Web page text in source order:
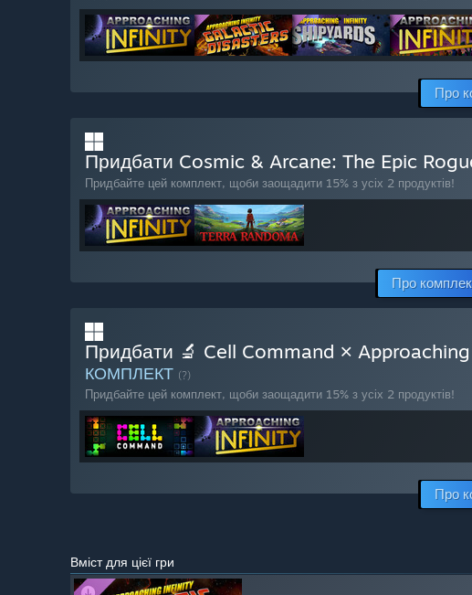
Про
Придбати Cosmic & Arcane: The Epic
Придбайте цей комплект, щоби заощадити 15% з усіх 2 продуктів!
Про
Придбати 🔬 Cell Command ×
КОМПЛЕКТ (?)
Придбайте цей комплект, щоби заощадити 15% з усіх 2 продуктів!
Про
Вміст для цієї гри